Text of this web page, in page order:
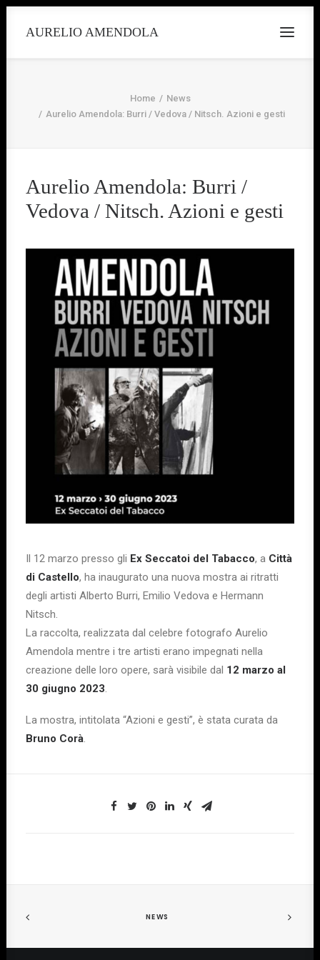
AURELIO AMENDOLA
Home
News
Aurelio Amendola: Burri / Vedova / Nitsch. Azioni e gesti
Aurelio Amendola: Burri /
Vedova / Nitsch. Azioni e gesti
Il 12 marzo presso gli Ex Seccatoi del Tabacco, a Città
di Castello, ha inaugurato una nuova mostra ai ritratti
degli artisti Alberto Burri, Emilio Vedova e Hermann
Nitsch.
La raccolta, realizzata dal celebre fotografo Aurelio
Amendola mentre i tre artisti erano impegnati nella
creazione delle loro opere, sarà visibile dal 12 marzo al
30 giugno 2023.
La mostra, intitolata “Azioni e gesti”, è stata curata da
Bruno Corà.
NEWS